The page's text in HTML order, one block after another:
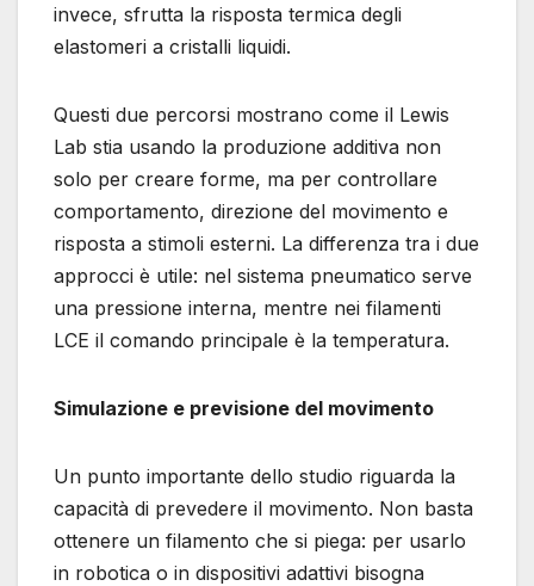
invece, sfrutta la risposta termica degli
elastomeri a cristalli liquidi.
Questi due percorsi mostrano come il Lewis
Lab stia usando la produzione additiva non
solo per creare forme, ma per controllare
comportamento, direzione del movimento e
risposta a stimoli esterni. La differenza tra i due
approcci è utile: nel sistema pneumatico serve
una pressione interna, mentre nei filamenti
LCE il comando principale è la temperatura.
Simulazione e previsione del movimento
Un punto importante dello studio riguarda la
capacità di prevedere il movimento. Non basta
ottenere un filamento che si piega: per usarlo
in robotica o in dispositivi adattivi bisogna